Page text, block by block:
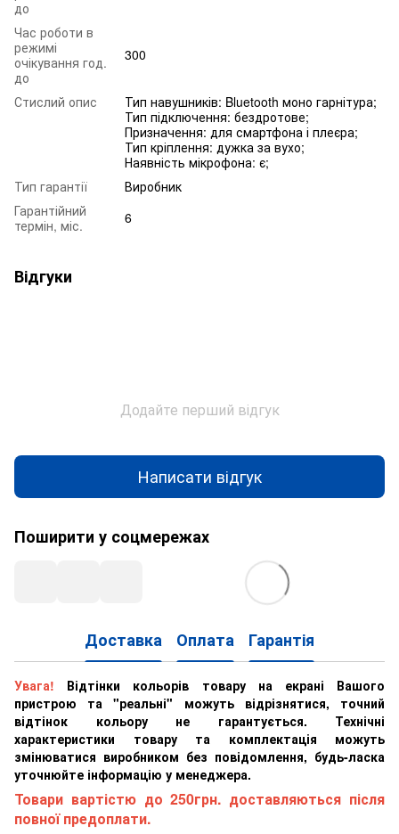
до
Час роботи в
режимі
очікування год.
до
300
Стислий опис
Тип навушників: Bluetooth моно гарнітура;
Тип підключення: бездротове;
Призначення: для смартфона і плеєра;
Тип кріплення: дужка за вухо;
Наявність мікрофона: є;
Тип гарантії
Виробник
Гарантійний
термін, міс.
6
Відгуки
Додайте перший відгук
Написати відгук
Поширити у соцмережах
Доставка Оплата Гарантія
Увага! Відтінки кольорів товару на екрані Вашого
пристрою та "реальні" можуть відрізнятися, точний
відтінок кольору не гарантується. Технічні
характеристики товару та комплектація можуть
змінюватися виробником без повідомлення, будь-ласка
уточнюйте інформацію у менеджера.
Товари вартістю до 250грн. доставляються після
повної предоплати.